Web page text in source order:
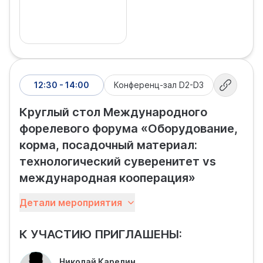
12:30 - 14:00 Конференц-зал D2-D3
Круглый стол Международного
форелевого форума «Оборудование,
корма, посадочный материал:
технологический суверенитет vs
международная кооперация»
Работа Международного форелевого форума
представители бизнеса и науки уделят внимание
посадочному материалу – достаточности
Детали мероприятия
К УЧАСТИЮ ПРИГЛАШЕНЫ: